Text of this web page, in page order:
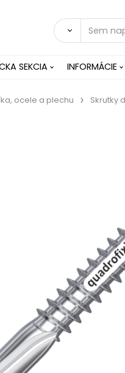
SEKCIA INFORMÁCIE
ocele a plechu Skrutky